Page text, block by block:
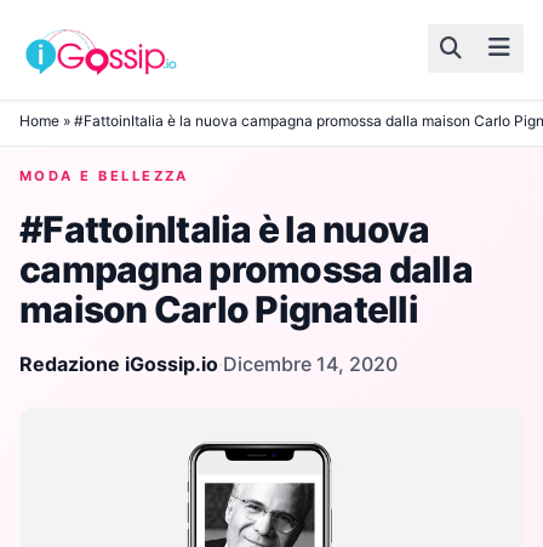
Skip to content
Home » #FattoinItalia è la nuova campagna promossa dalla maison Carlo
MODA E BELLEZZA
#FattoinItalia è la nuova
campagna promossa dalla
maison Carlo Pignatelli
Redazione iGossip.io·Dicembre 14, 2020